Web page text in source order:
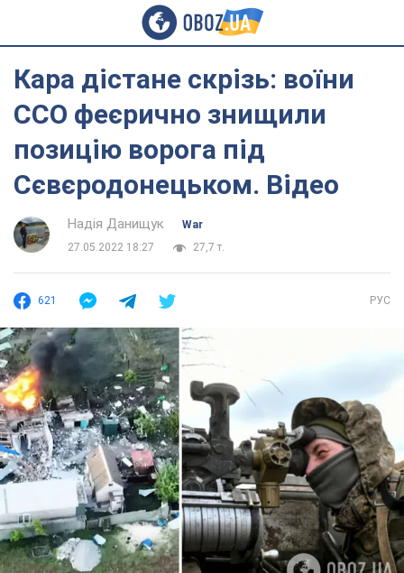
Кара дістане скрізь: воїни
ССО феєрично знищили
позицію ворога під
Сєвєродонецьком. Відео
Надія Данищук
War
27.05.2022 18:27
27,7 т.
621 РУС